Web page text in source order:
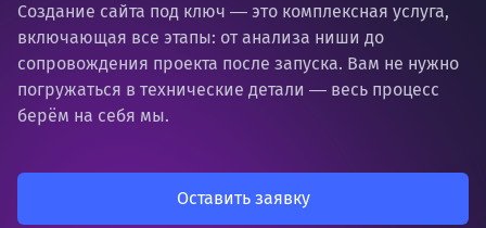
Создание сайта под ключ ― это комплексная услуга,
включающая все этапы: от анализа ниши до
сопровождения проекта после запуска. Вам не нужно
погружаться в технические детали ― весь процесс
берём на себя мы.
Оставить заявку